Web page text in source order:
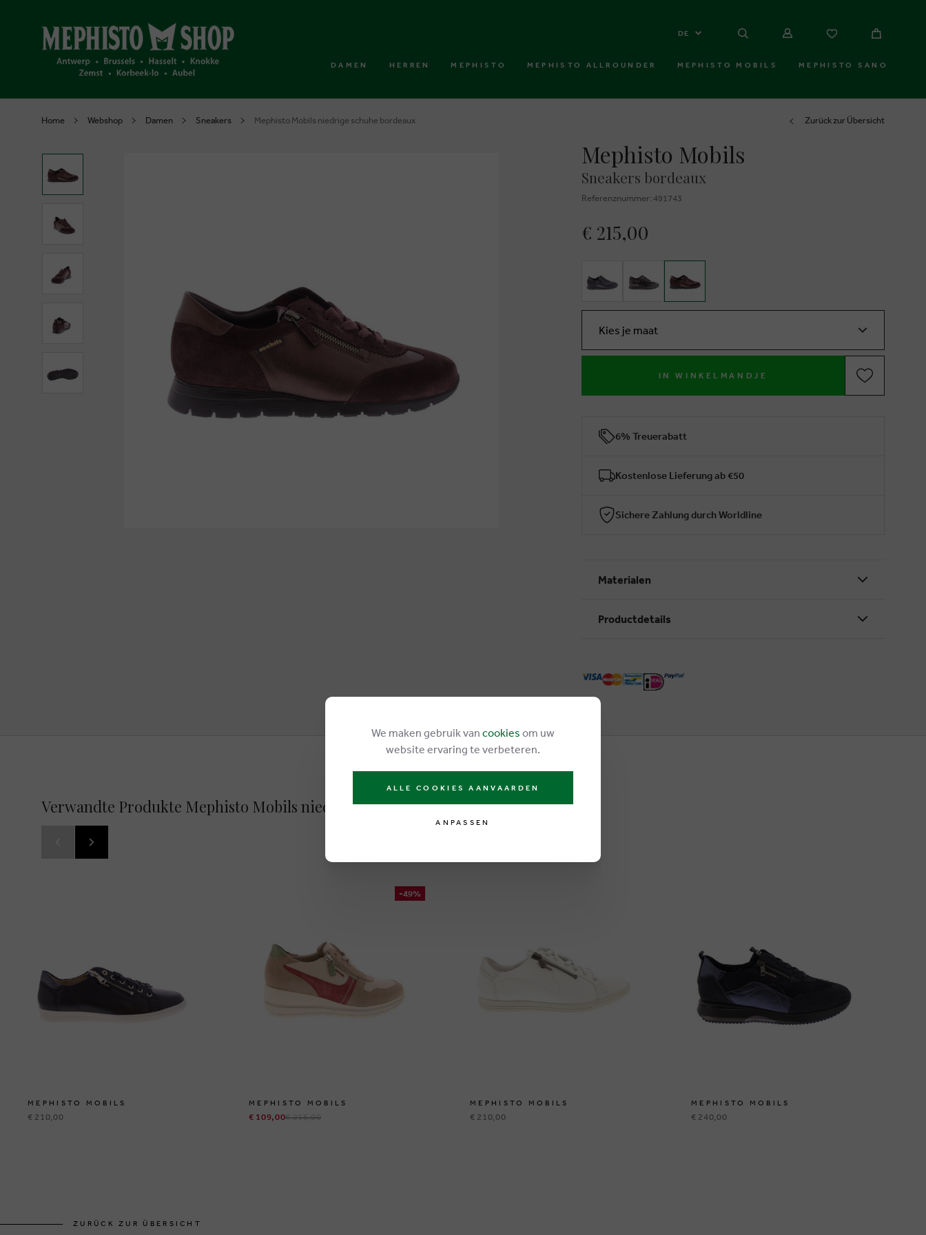
DE
DAMEN HERREN MEPHISTO MEPHISTO ALLROUNDER MEPHISTO MOBILS MEPHISTO SANO
Home Webshop Damen Sneakers Mephisto Mobils niedrige schuhe bordeaux Zurück zur Übersicht
Mephisto Mobils
Sneakers bordeaux
Referenznummer: 491743
€ 215,00
Kies je maat
IN WINKELMANDJE
6% Treuerabatt
Kostenlose Lieferung ab €50
Sichere Zahlung durch Worldline
Materialen
Productdetails
Verwandte Produkte Mephisto Mobils niedrige schuhe bordeaux
MEPHISTO MOBILS
€ 210,00
-49%
MEPHISTO MOBILS
€ 109,00€ 215,00
MEPHISTO MOBILS
€ 210,00
MEPHISTO MOBILS
€ 240,00
ZURÜCK ZUR ÜBERSICHT
We maken gebruik van cookies om uw
website ervaring te verbeteren.
ALLE COOKIES AANVAARDEN
ANPASSEN